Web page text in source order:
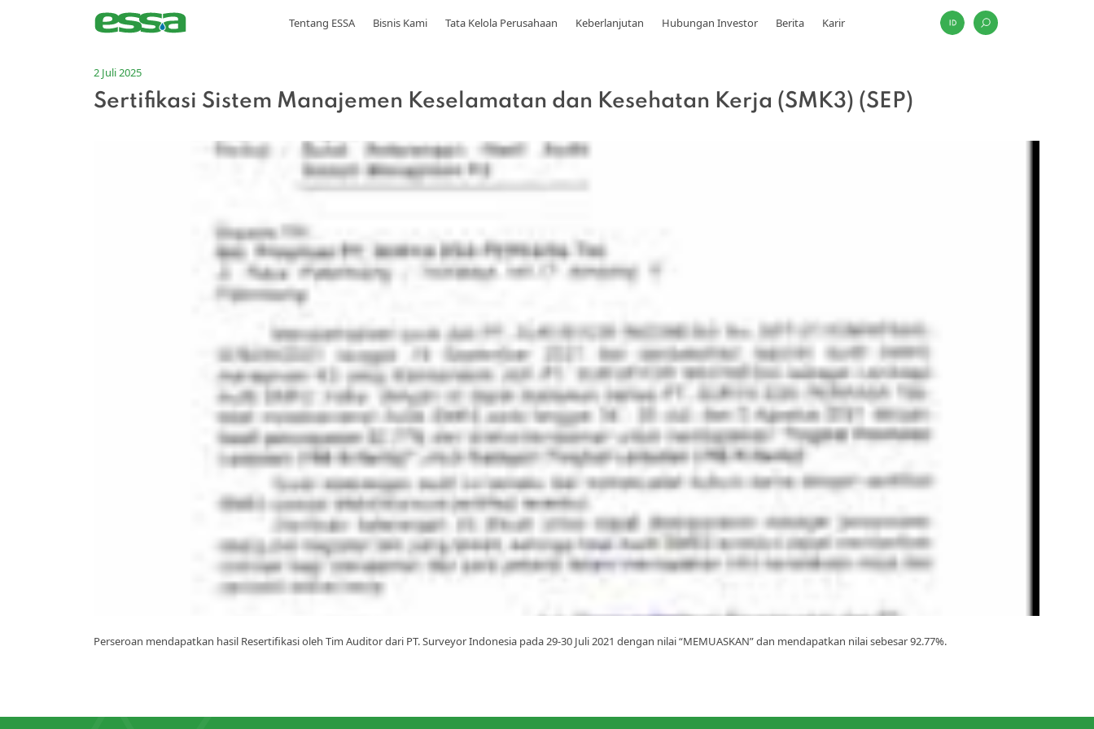
Tentang ESSA Bisnis Kami Tata Kelola Perusahaan Keberlanjutan Hubungan Investor Berita Karir
2 Juli 2025
Sertifikasi Sistem Manajemen Keselamatan dan Kesehatan Kerja (SMK3) (SEP)
Perseroan mendapatkan hasil Resertifikasi oleh Tim Auditor dari PT. Surveyor Indonesia pada 29-30 Juli 2021 dengan nilai “MEMUASKAN” dan mendapatkan nilai sebesar 92.77%.